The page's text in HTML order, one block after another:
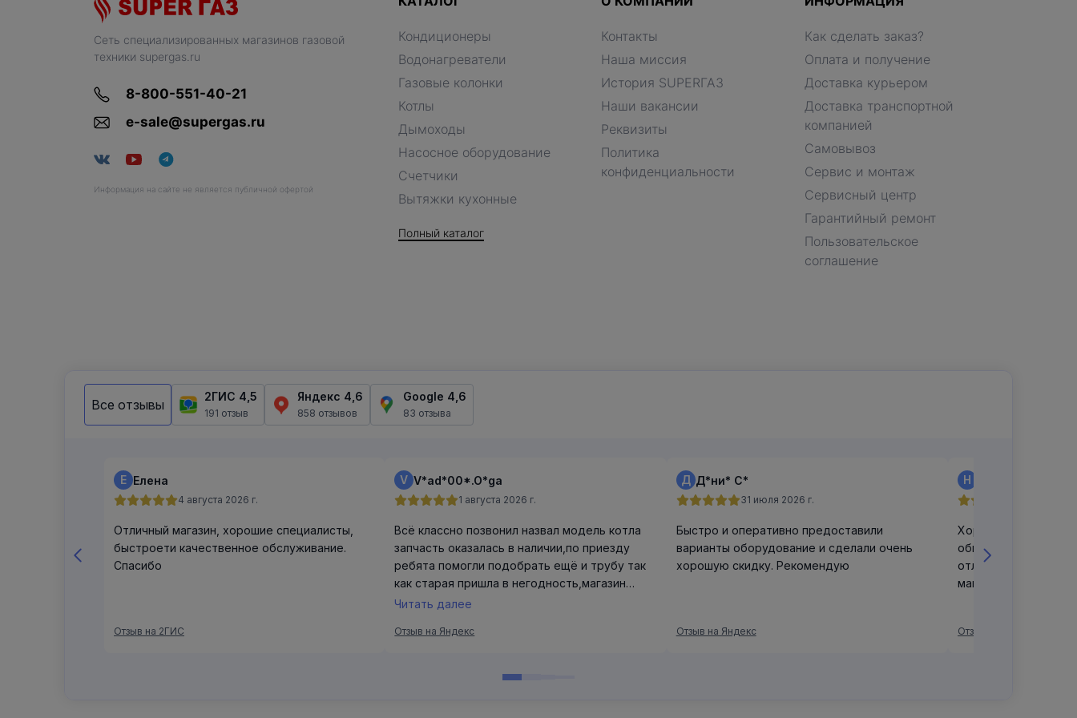
Сеть специализированных магазинов газовой
техники supergas.ru
8-800-551-40-21
e-sale@supergas.ru
Информация на сайте не является публичной офертой
Кондиционеры
Водонагреватели
Газовые колонки
Котлы
Дымоходы
Насосное оборудование
Счетчики
Вытяжки кухонные
Полный каталог
Контакты
Наша миссия
История SUPERГАЗ
Наши вакансии
Реквизиты
Политика
конфиденциальности
Как сделать заказ?
Оплата и получение
Доставка курьером
Доставка транспортной
компанией
Самовывоз
Сервис и монтаж
Сервисный центр
Гарантийный ремонт
Пользовательское
соглашение